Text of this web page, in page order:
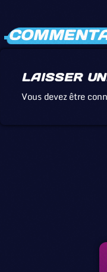
LAISSER
Vous devez être